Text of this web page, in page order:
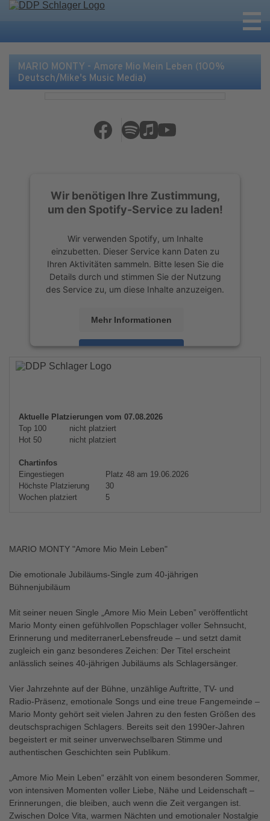
MARIO MONTY - Amore Mio Mein Leben (100%
Deutsch/Mike's Music Media)
Wir benötigen Ihre Zustimmung,
um den Spotify-Service zu laden!
Wir verwenden Spotify, um Inhalte
einzubetten. Dieser Service kann Daten zu
Ihren Aktivitäten sammeln. Bitte lesen Sie die
Details durch und stimmen Sie der Nutzung
des Service zu, um diese Inhalte anzuzeigen.
Mehr Informationen
Akzeptieren
powered by
Aktuelle Platzierungen vom 07.08.2026
Top 100
nicht platziert
Hot 50
nicht platziert
Chartinfos
Eingestiegen
Platz 48 am 19.06.2026
Höchste Platzierung
30
Wochen platziert
5
MARIO MONTY "Amore Mio Mein Leben"
Die emotionale Jubiläums-Single zum 40-jährigen
Bühnenjubiläum
Mit seiner neuen Single „Amore Mio Mein Leben” veröffentlicht
Mario Monty einen gefühlvollen Popschlager voller Sehnsucht,
Erinnerung und mediterranerLebensfreude – und setzt damit
zugleich ein ganz besonderes Zeichen: Der Titel erscheint
anlässlich seines 40-jährigen Jubiläums als Schlagersänger.
Vier Jahrzehnte auf der Bühne, unzählige Auftritte, TV- und
Radio-Präsenz, emotionale Songs und eine treue Fangemeinde –
Mario Monty gehört seit vielen Jahren zu den festen Größen des
deutschsprachigen Schlagers. Bereits seit den 1990er-Jahren
begeistert er mit seiner unverwechselbaren Stimme und
authentischen Geschichten sein Publikum.
„Amore Mio Mein Leben“ erzählt von einem besonderen Sommer,
von intensiven Momenten voller Liebe, Nähe und Leidenschaft –
Erinnerungen, die bleiben, auch wenn die Zeit vergangen ist.
Zwischen Dolce Vita, warmen Nächten und emotionaler Nostalgie